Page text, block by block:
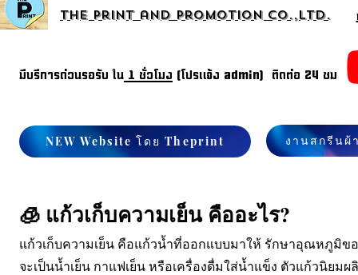
The print and promotion CO.,Ltd.
มีบรีการด่วนรอรับ ใน 1 ชั่วโมง (โปรแจ้ง admin) ติดต่อ 24 ชม
NEW Website โดย Theprint งานสกรีนผ้
🧊 แก้วเก็บความเย็น คืออะไร?
แก้วเก็บความเย็น คือแก้วน้ำที่ออกแบบมาให้ รักษาอุณหภูมิข
จะเป็นน้ำเย็น กาแฟเย็น หรือเครื่องดื่มใส่น้ำแข็ง ตัวแก้วนิยม